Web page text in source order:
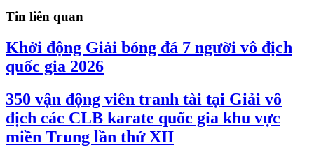
Tin liên quan
Khởi động Giải bóng đá 7 người vô địch
quốc gia 2026
350 vận động viên tranh tài tại Giải vô
địch các CLB karate quốc gia khu vực
miền Trung lần thứ XII